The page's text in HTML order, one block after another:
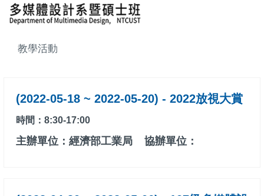
教學活動
(2022-05-18 ~ 2022-05-20) - 2022放視大賞
時間：8:30-17:00
主辦單位：經濟部工業局 協辦單位：